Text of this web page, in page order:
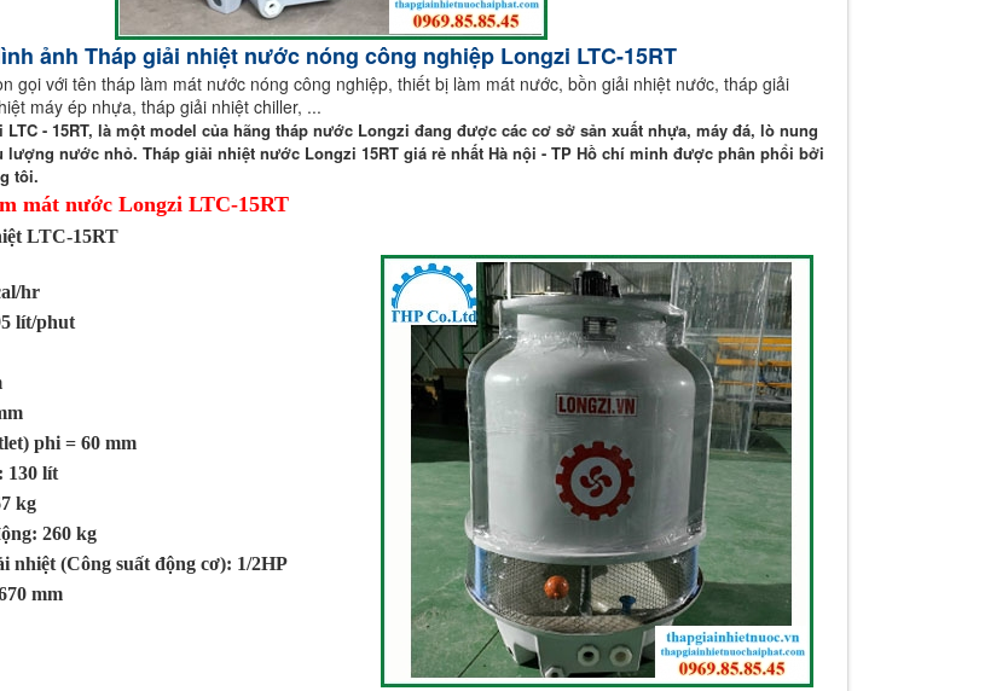
ảnh Tháp giải nhiệt nước nóng công nghiệp Longzi LTC-15RT
gọi với tên tháp làm mát nước nóng công nghiệp, thiết bị làm mát nước, bồn giải nhiệt nước, tháp giải
máy ép nhựa, tháp giải nhiệt chiller, ...
- 15RT, là một model của hãng tháp nước Longzi đang được các cơ sở sản xuất nhựa, máy đá, lò nung
nước nhỏ. Tháp giải nhiệt nước Longzi 15RT giá rẻ nhất Hà nội - TP Hồ chí minh được phân phổi bởi
tôi.
mát nước Longzi LTC-15RT
LTC-15RT
58500 kcal/hr
lít/phut
phi = 60 mm
130 lít
kg
260 kg
(Công suất động cơ): 1/2HP
mm